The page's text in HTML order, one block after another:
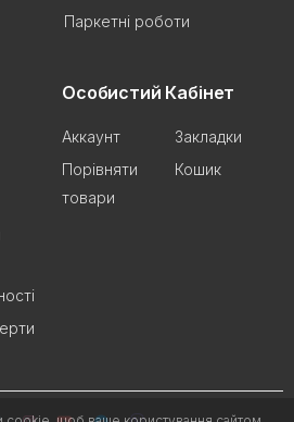
Паркетні роботи
Особистий Кабінет
Аккаунт
Закладки
Порівняти
товари
Кошик